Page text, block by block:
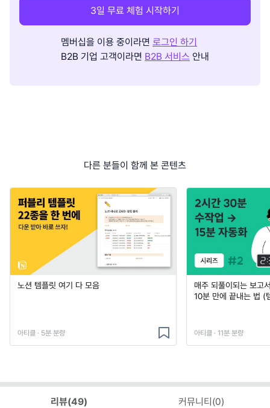
3일 무료 체험 시작하기
멤버십을 이용 중이라면 로그인 하기
B2B 기업 고객이라면 B2B 서비스 안내
다른 분들이 함께 본 콘텐츠
노션 템플릿 여기 다 모음
아티클 · 5분 분량
매주 되풀이되는 보고
10분 만에 끝내는 법 (
아티클 · 11분 분량
리뷰(49) 커뮤니티(0)